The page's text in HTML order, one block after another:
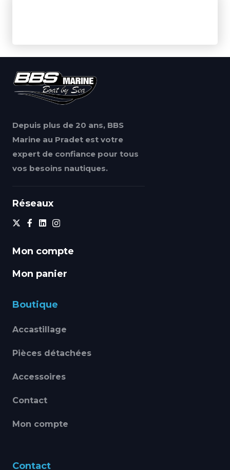
Depuis plus de 20 ans, BBS
Marine au Pradet est votre
expert de confiance pour tous
vos besoins nautiques.
Réseaux
Mon compte
Mon panier
Boutique
Accastillage
Pièces détachées
Accessoires
Contact
Mon compte
Contact